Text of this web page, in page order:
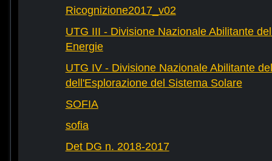
Ricognizione2017_v02
UTG III - Divisione Nazionale Abilitante
Energie
UTG IV - Divisione Nazionale Abilitante
dell'Esplorazione del Sistema Solare
SOFIA
sofia
Det DG n. 2018-2017